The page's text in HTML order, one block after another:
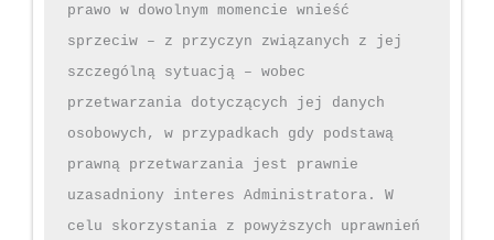
prawo w dowolnym momencie wnieść
sprzeciw – z przyczyn związanych z jej
szczególną sytuacją – wobec
przetwarzania dotyczących jej danych
osobowych, w przypadkach gdy podstawą
prawną przetwarzania jest prawnie
uzasadniony interes Administratora. W
celu skorzystania z powyższych uprawnień